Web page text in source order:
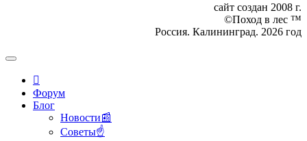
сайт создан 2008 г.
©Поход в лес ™
Россия. Калининград. 2026 год
Форум
Блог
Новости📰
Советы☝